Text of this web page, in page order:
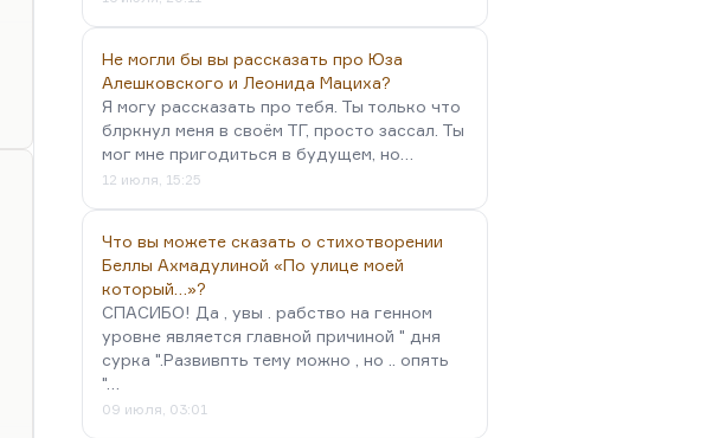
Не могли бы вы рассказать про Юза
Алешковского и Леонида Мациха?
Я могу рассказать про тебя. Ты только что
блркнул меня в своём ТГ, просто зассал. Ты
мог мне пригодиться в будущем, но…
12 июля, 15:25
Что вы можете сказать о стихотворении
Беллы Ахмадулиной «По улице моей
который…»?
СПАСИБО! Да , увы . рабство на генном
уровне является главной причиной " дня
сурка ".Развивпть тему можно , но .. опять
"…
09 июля, 03:01